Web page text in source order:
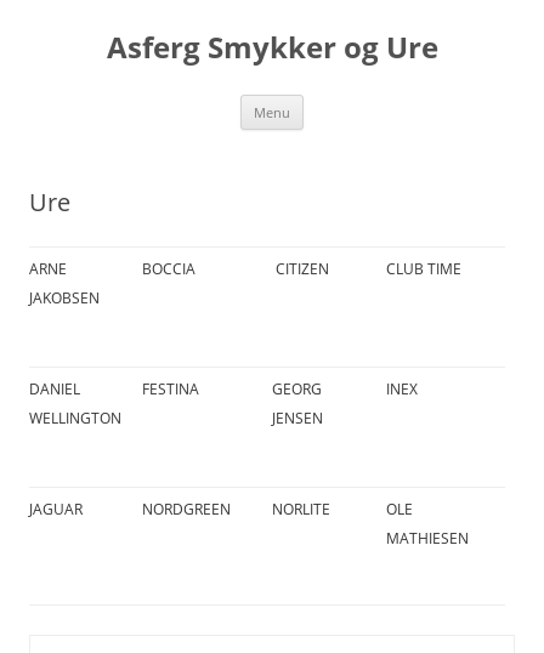
Asferg Smykker og Ure
Menu
Ure
ARNE
JAKOBSEN
BOCCIA CITIZEN CLUB TIME
DANIEL
WELLINGTON
FESTINA
GEORG
JENSEN
INEX
JAGUAR NORDGREEN NORLITE
OLE
MATHIESEN